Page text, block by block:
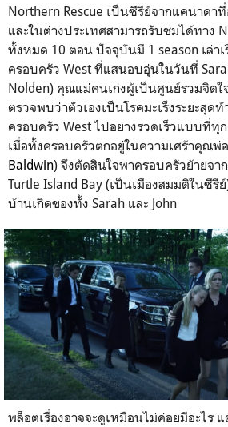
Northern Rescue เป็นซีรีย์จากแคนาดา
และในต่างประเทศสามารถรับชมได้ทาง
ทั้งหมด 10 ตอน ปัจจุบันมี 1 season เล่า
ครอบครัว West ที่แสนอบอุ่นในวันที่
Nolden) คุณแม่คนเก่งผู้เป็นศูนย์รวมจิตใ
ตรวจพบว่าตัวเองเป็นโรคมะเร็งระยะสุดท้
ครอบครัว Westไปอย่างรวดเร็วแบบที่ทุ
เมื่อทั้งครอบครัวตกอยู่ในความเศร้าคุณพ่อ
Baldwin) จึงตัดสินใจพาครอบครัวย้ายจา
Turtle Island Bay (เป็นเมืองสมมติในซีรี
บ้านเกิดของทั้ง Sarah และ John
พล็อตเรื่องอาจจะดูเหมือนไม่ค่อยมีอะไร